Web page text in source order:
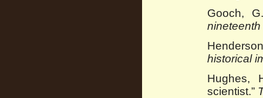
Gooch,
historical
Hughes,
scientist.”